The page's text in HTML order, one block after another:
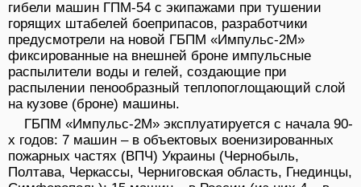
гибели машин ГПМ-54 с экипажами при тушении
горящих штабелей боеприпасов, разработчики
предусмотрели на новой ГБПМ «Импульс-2М»
фиксированные на внешней броне импульсные
распылители воды и гелей, создающие при
распылении пенообразный теплопоглощающий слой
на кузове (броне) машины.
ГБПМ «Импульс-2М» эксплуатируется с начала 90-
х годов: 7 машин – в объектовых военизированных
пожарных частях (ВПЧ) Украины (Чернобыль,
Полтава, Черкассы, Черниговская область, Гнединцы,